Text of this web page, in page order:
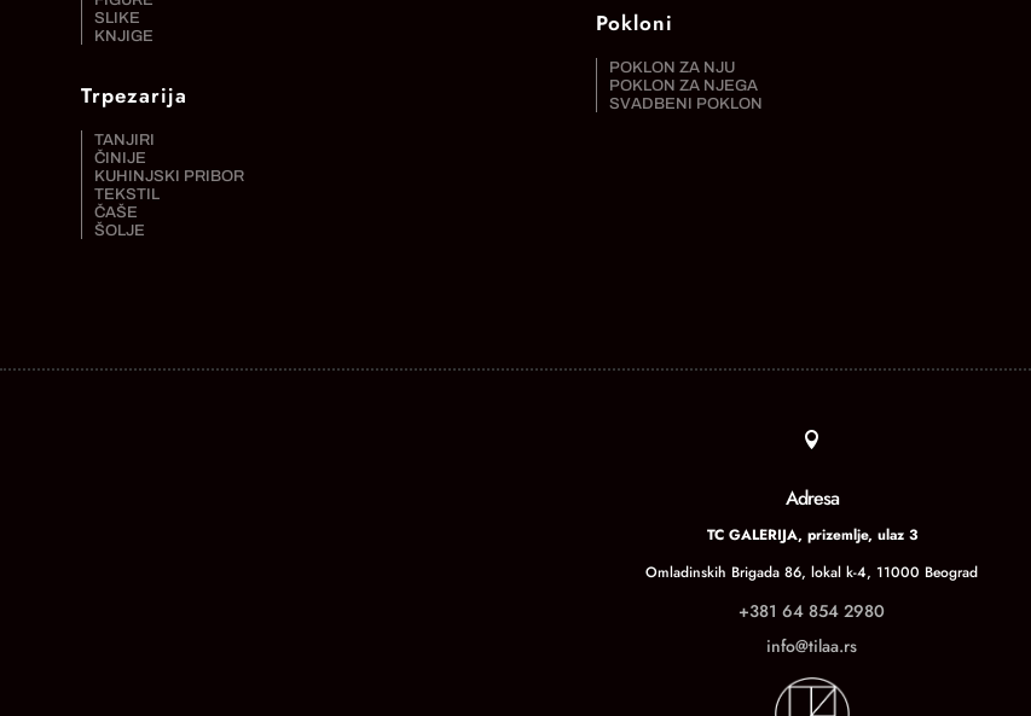
SLIKE
KNJIGE
Trpezarija
TANJIRI
ČINIJE
KUHINJSKI PRIBOR
TEKSTIL
ČAŠE
ŠOLJE
Pokloni
POKLON ZA NJU
POKLON ZA NJEGA
SVADBENI POKLON

Adresa
TC GALERIJA, prizemlje, ulaz 3
Omladinskih Brigada 86, lokal k-4, 11000 Beograd
+381 64 854 2980
info@tilaa.rs